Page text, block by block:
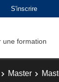
S'inscrire
une formation
Master